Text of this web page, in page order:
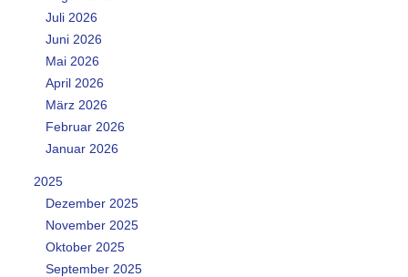
Juli 2026
Juni 2026
Mai 2026
April 2026
März 2026
Februar 2026
Januar 2026
2025
Dezember 2025
November 2025
Oktober 2025
September 2025